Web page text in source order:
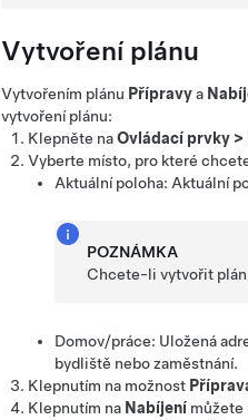
Vytvoření plánu
Vytvořením plánu Přípravya
vytvoření plánu:
Klepněte naOvládací prvky >
Vyberte místo, pro které
Aktuální poloha: Aktuální
POZNÁMKA
Chcete-li vytvořit plán
Domov/práce: Uložená
bydliště nebo zaměstnání.
Klepnutím na možnost
Klepnutím na Nabíjení můžete